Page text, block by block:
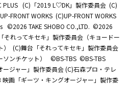
PLUS (C)「2019 L♡DK」製作委員会 (C)
FRONT WORKS (C)UP-FRONT WORKS
©2026 TAKE SHOBO CO.,LTD. ©2026
それってキセキ」製作委員会（キョードー
(C)舞台「それってキセキ」製作委員会
ソンチケット）
©BS-TBS ©BS-TBS
ジャー」製作委員会 (C)石森プロ・テレ
映画「ギーツ・キングオージャー」製作委